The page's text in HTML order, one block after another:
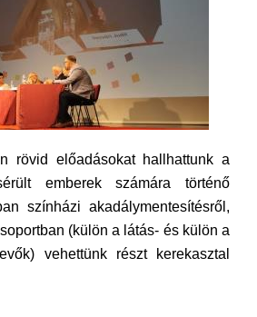
rövid előadásokat hallhattunk a
emberek számára történő
színházi akadálymentesítésről,
(külön a látás- és külön a
vehettünk részt kerekasztal